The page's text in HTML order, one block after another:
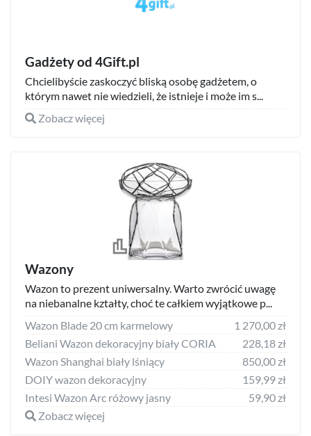
Gadżety od 4Gift.pl
Chcielibyście zaskoczyć bliską osobę gadżetem, o
którym nawet nie wiedzieli, że istnieje i może im s...
Zobacz więcej
Wazony
Wazon to prezent uniwersalny. Warto zwrócić uwagę
na niebanalne kztałty, choć te całkiem wyjątkowe p...
Wazon Blade 20 cm karmelowy
1 270,00 zł
Beliani Wazon dekoracyjny biały CORIA
228,18 zł
Wazon Shanghai biały lśniący
850,00 zł
DOIY wazon dekoracyjny
159,99 zł
Intesi Wazon Arc różowy jasny
59,90 zł
Zobacz więcej